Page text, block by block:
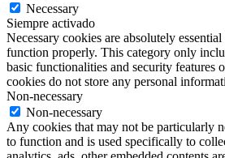
Necessary
Siempre activado
Necessary cookies are absolutely
function properly. This category only
basic functionalities and security features
cookies do not store any personal
Non-necessary
Non-necessary
Any cookies that may not be particularly
to function and is used specifically to